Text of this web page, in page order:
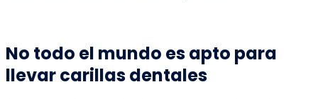
No todo el mundo es apto para
llevar carillas dentales